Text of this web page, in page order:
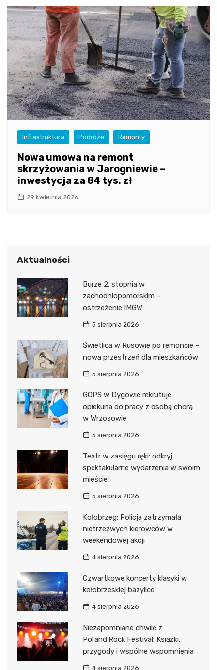
Infrastruktura Podróże Remonty
Nowa umowa na remont
skrzyżowania w Jarogniewie –
inwestycja za 84 tys. zł
29 kwietnia 2026
Aktualności
Burze 2. stopnia w
zachodniopomorskim –
ostrzeżenie IMGW
5 sierpnia 2026
Świetlica w Rusowie po remoncie –
nowa przestrzeń dla mieszkańców
5 sierpnia 2026
GOPS w Dygowie rekrutuje
opiekuna do pracy z osobą chorą
w Wrzosowie
5 sierpnia 2026
Teatr w zasięgu ręki: odkryj
spektakularne wydarzenia w swoim
mieście!
5 sierpnia 2026
Kołobrzeg: Policja zatrzymała
nietrzeźwych kierowców w
weekendowej akcji
4 sierpnia 2026
Czwartkowe koncerty klasyki w
kołobrzeskiej bazylice!
4 sierpnia 2026
Niezapomniane chwile z
Pol’and’Rock Festival: Książki,
przygody i wspólne wspomnienia
4 sierpnia 2026